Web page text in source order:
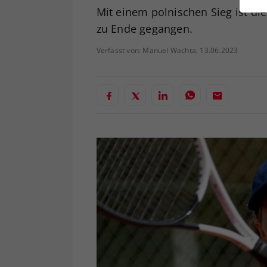
Mit einem polnischen Sieg ist
zu Ende gegangen.
Verfasst von: Manuel Wachta, 13.06.2023